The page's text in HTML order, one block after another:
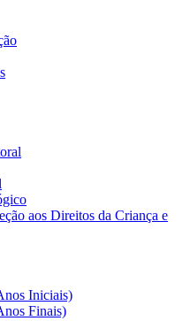
aos Direitos da Criança e
Iniciais)
Finais)